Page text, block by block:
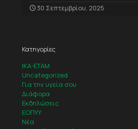
30 Σεπτεμβρίου, 2025
Κατηγορίες
IKA-ETAM
Uncategorized
Για την υγεία σου
Διάφορα
Εκδηλώσεις
ΕΟΠΥΥ
Νέα